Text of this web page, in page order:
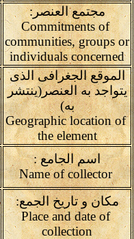
مجتمع العنصر:
Commitments of
communities, groups or
individuals concerned
الموقع الجغرافى الذى
يتواجد به العنصر(ينتشر
به)
Geographic location of
the element
اسم الجامع :
Name of collector
مكان و تاريخ الجمع:
Place and date of
collection